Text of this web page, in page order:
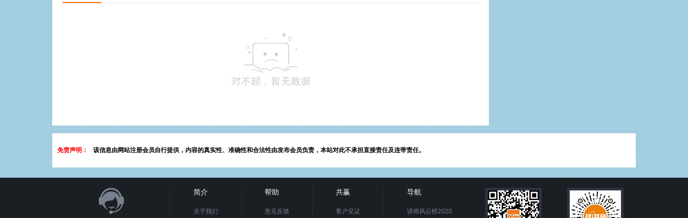
免责声明： 该信息由网站注册会员自行提供，内容的真实性、准确性和合法性由发布会员负责，本站对此不承担直接责任及连带责任。
简介
关于我们
帮助
意见反馈
共赢
客户见证
导航
讲师风云榜2020